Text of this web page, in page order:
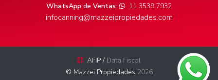
WhatsApp de Ventas:
11 3539 7932
infocanning@mazzeipropiedades.com
AFIP / Data Fiscal
© Mazzei Propiedades 2026